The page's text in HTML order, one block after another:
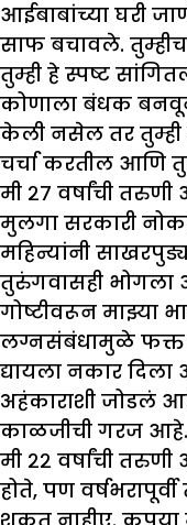
आईबाबांच्या घरी जा
साफ बचावले.
तुम्ही हे स्पष्ट
कोणाला बंधक बनवून
केली नसेल तर तुम्ही
चर्चा करतील आणि
मी २७ वर्षांची
मुलगा सरकारी
महिन्यांनी
तुरुंगवासही भोगला
गोष्टीवरून माझ्
लग्नसंबंधामुळे फक्त
द्यायला नकार
अहंकाराशी जोडलं
काळजीची गरज आहे.
मी २२ वर्षांची
होते, पण वर्षभरापूर्वी